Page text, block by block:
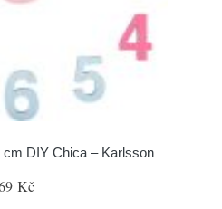
DIY Chica – Karlsson
Kč